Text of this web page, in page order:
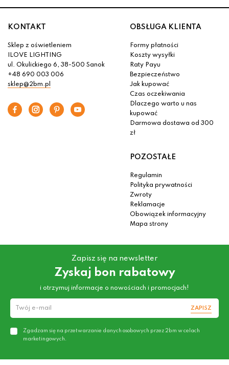
KONTAKT
Sklep z oświetleniem
ILOVE LIGHTING
ul. Okulickiego 6, 38-500 Sanok
+48 690 003 006
sklep@2bm.pl
OBSŁUGA KLIENTA
Formy płatności
Koszty wysyłki
Raty Payu
Bezpieczeństwo
Jak kupować
Czas oczekiwania
Dlaczego warto u nas
kupować
Darmowa dostawa od 300
zł
POZOSTAŁE
Regulamin
Polityka prywatności
Zwroty
Reklamacje
Obowiązek informacyjny
Mapa strony
Zapisz się na newsletter
Zyskaj bon rabatowy
i otrzymuj informacje o nowościach i promocjach!
ZAPISZ
Zgadzam się na przetwarzanie danych osobowych przez 2bm w celach
marketingowych.